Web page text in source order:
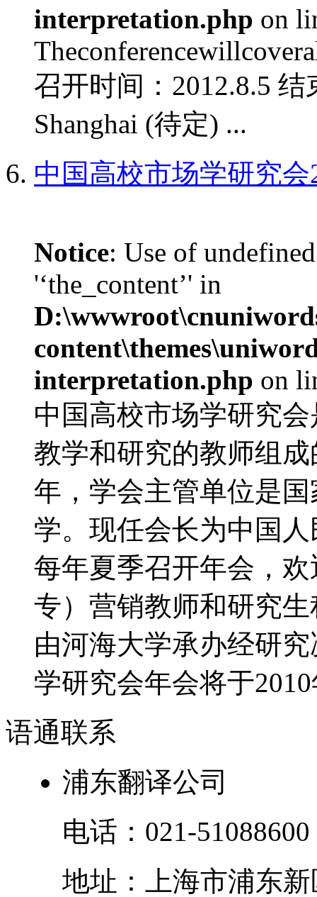
interpretation.php on
召开时间：2012.8.5
Shanghai (待定) ...
中国高校市场学研究会
Notice: Use of
'‘the_content’' in
interpretation.php on
中国高校市场学研究
教学和研究的教师组
年，学会主管单位是
学。现任会长为中国
每年夏季召开年会，
专）营销教师和研究
由河海大学承办经研
学研究会年会将于
语通联系
浦东翻译公司
电话： 021-51088600
地址：
上海市浦东新